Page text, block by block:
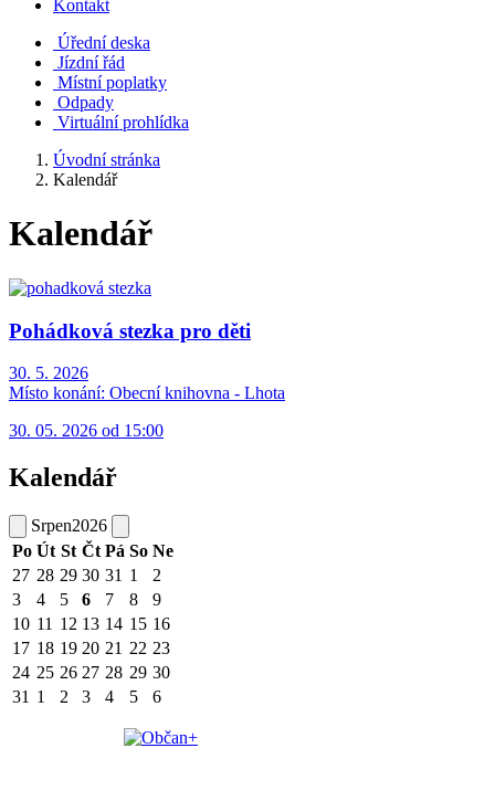
Kontakt
Úřední deska
Jízdní řád
Místní poplatky
Odpady
Virtuální prohlídka
Úvodní stránka
Kalendář
Kalendář
Pohádková stezka pro děti
30. 5. 2026
Místo konání: Obecní knihovna - Lhota
30. 05. 2026 od 15:00
Kalendář
Srpen2026
Po Út St Čt Pá So Ne
27 28 29 30 31 1
2
3
4 5 6 7 8
9
10 11 12 13 14 15 16
17 18 19 20 21 22 23
24 25 26 27 28 29 30
31 1 2 3 4 5 6